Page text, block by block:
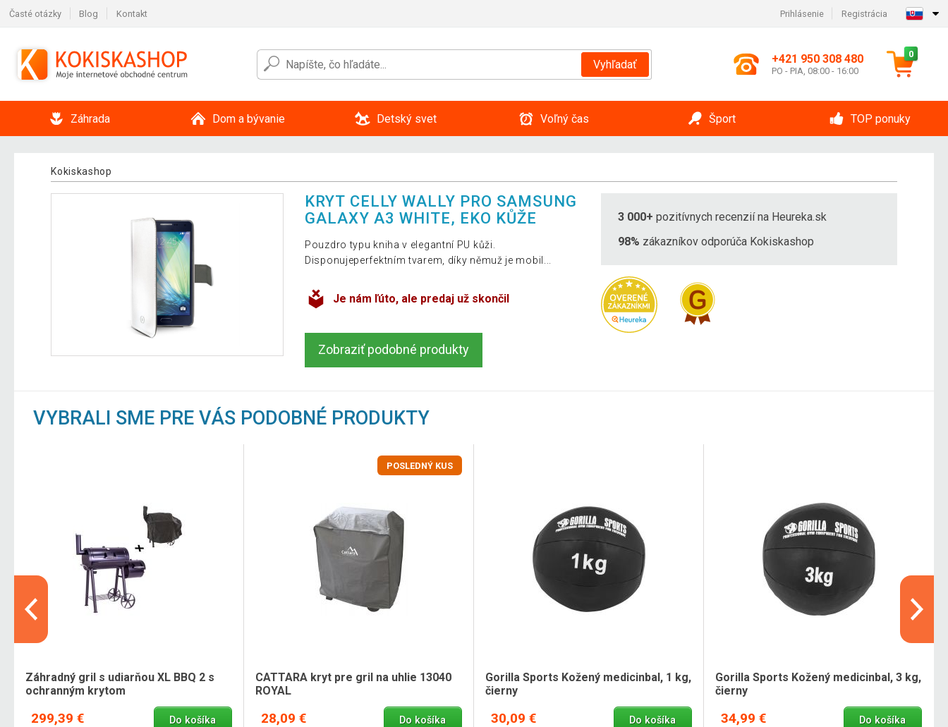
Časté otázky Blog Kontakt Prihlásenie Registrácia
Vyhľadať +421 950 308 480
PO - PIA, 08:00 - 16:00
0
Záhrada Dom a bývanie Detský svet Voľný čas Šport TOP ponuky
Kokiskashop
KRYT CELLY WALLY PRO SAMSUNG
GALAXY A3 WHITE, EKO KŮŽE
Pouzdro typu kniha v elegantní PU kůži.
Disponujeperfektním tvarem, díky němuž je mobil...
Je nám ľúto, ale predaj už skončil
Zobraziť podobné produkty
3 000+ pozitívnych recenzií na Heureka.sk
98% zákazníkov odporúča Kokiskashop
VYBRALI SME PRE VÁS PODOBNÉ PRODUKTY
Záhradný gril s udiarňou XL BBQ 2 s
ochranným krytom
299,39 € Do košíka
POSLEDNÝ KUS
CATTARA kryt pre gril na uhlie 13040
ROYAL
28,09 € Do košíka
Gorilla Sports Kožený medicinbal, 1 kg,
čierny
30,09 € Do košíka
Gorilla Sports Kožený medicinbal, 3 kg,
čierny
34,99 € Do košíka